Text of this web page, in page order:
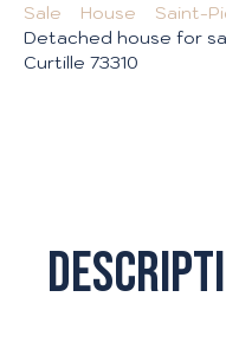
Sale House
Saint-
Detached house for
Curtille 73310